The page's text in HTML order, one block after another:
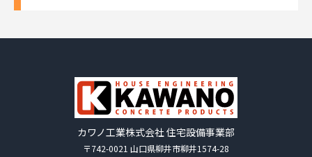
カワノ工業株式会社 住宅設備事業部
〒742-0021 山口県柳井市柳井1574-28